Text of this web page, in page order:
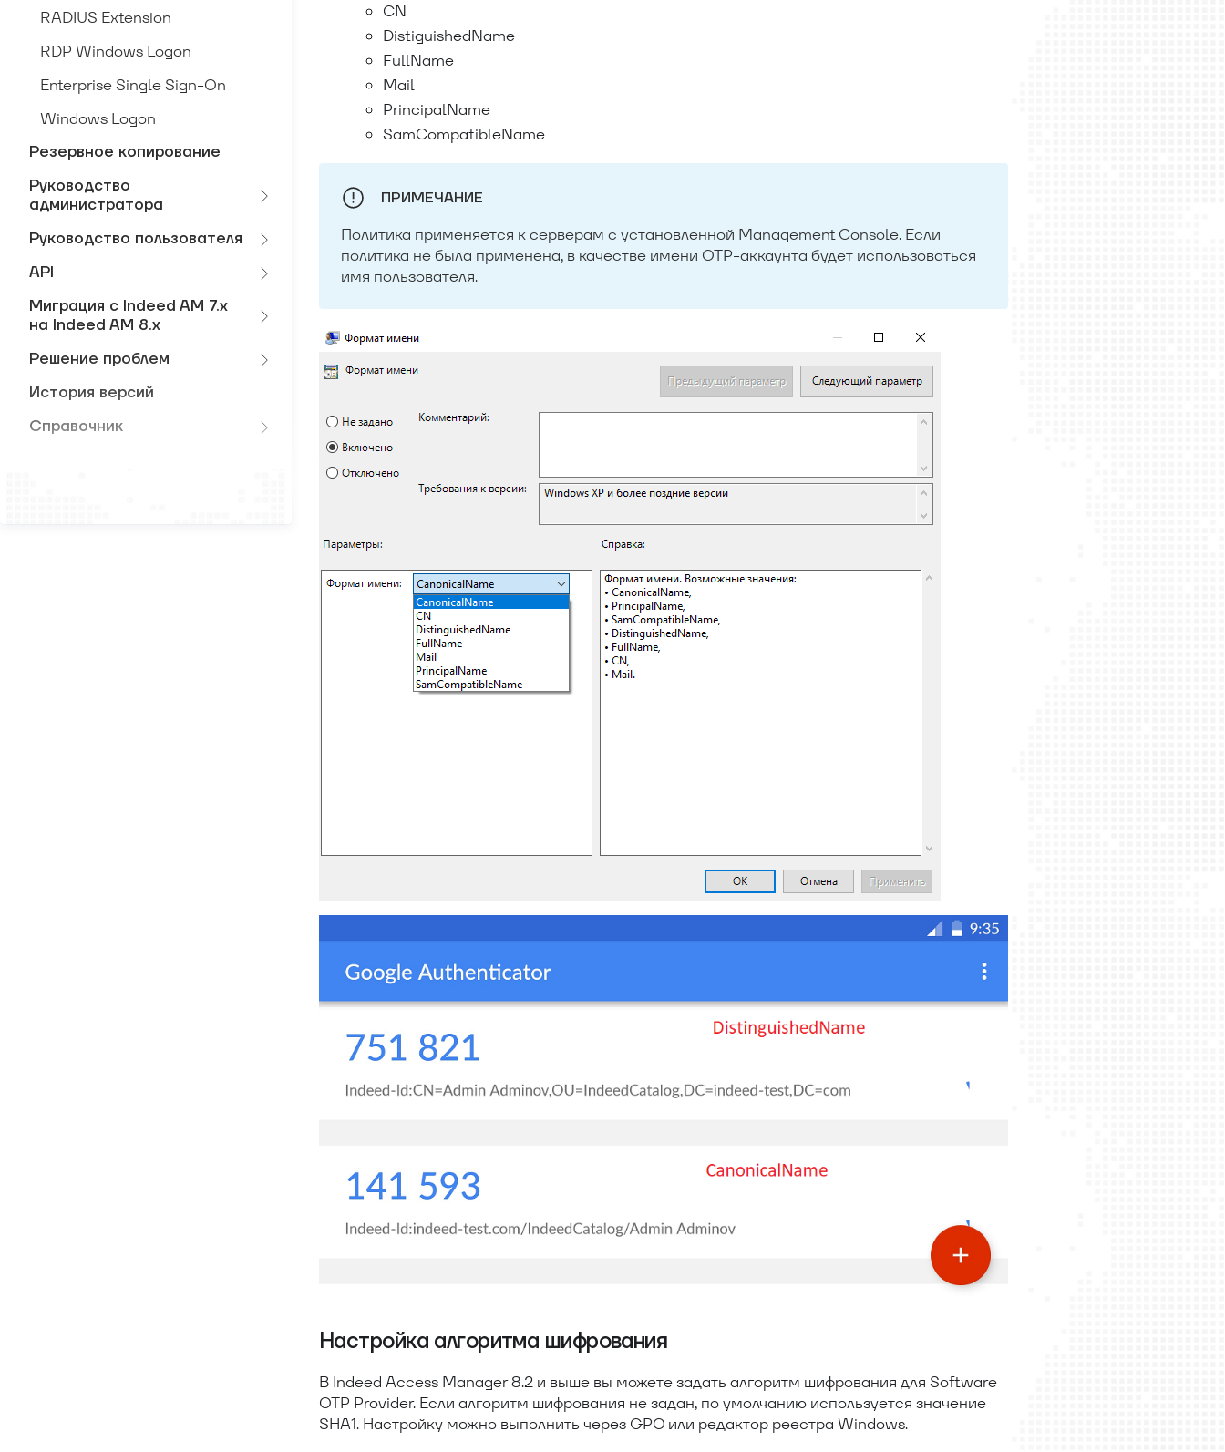
RADIUS Extension
RDP Windows Logon
Enterprise Single Sign-On
Windows Logon
Резервное копирование
Руководство
администратора
Руководство пользователя
API
Миграция с Indeed AM 7.x
на Indeed AM 8.x
Решение проблем
История версий
Справочник
CN
DistiguishedName
FullName
Mail
PrincipalName
SamCompatibleName
ПРИМЕЧАНИЕ
Политика применяется к серверам с установленной Management Console. Если
политика не была применена, в качестве имени OTP-аккаунта будет использоваться
имя пользователя.
Настройка алгоритма шифрования
В Indeed Access Manager 8.2 и выше вы можете задать алгоритм шифрования для Software
OTP Provider. Если алгоритм шифрования не задан, по умолчанию используется значение
SHA1. Настройку можно выполнить через GPO или редактор реестра Windows.